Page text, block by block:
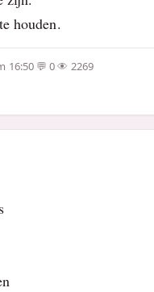
houden.
16:50 0
2269